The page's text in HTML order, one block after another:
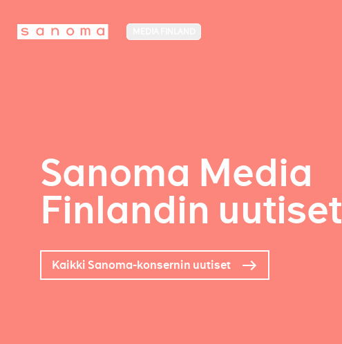
Sanoma Media
Finlandin uutiset
Kaikki Sanoma-konsernin uutiset